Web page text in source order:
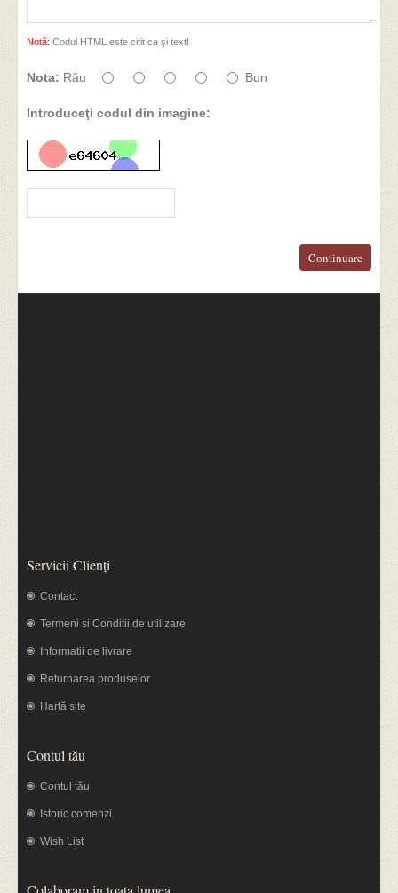
Notă: Codul HTML este citit ca şi text!
Nota: Rău Bun
Introduceţi codul din imagine:
Continuare
Servicii Clienţi
Contact
Termeni si Conditii de utilizare
Informatii de livrare
Returnarea produselor
Hartă site
Contul tău
Contul tău
Istoric comenzi
Wish List